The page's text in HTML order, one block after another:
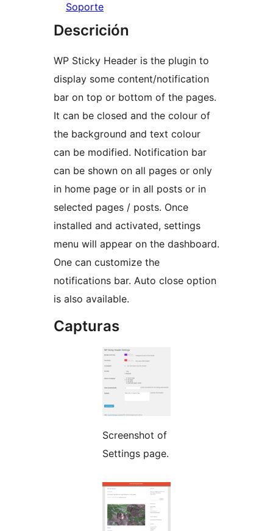
Soporte
Descrición
WP Sticky Header is the plugin to
display some content/notification
bar on top or bottom of the pages.
It can be closed and the colour of
the background and text colour
can be modified. Notification bar
can be shown on all pages or only
in home page or in all posts or in
selected pages / posts. Once
installed and activated, settings
menu will appear on the dashboard.
One can customize the
notifications bar. Auto close option
is also available.
Capturas
Screenshot of
Settings page.